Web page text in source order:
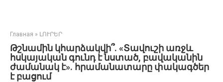
Главная » ԼՈՒՐԵՐ
Թշնամին կհարձակվի՞. «Տավուշի առջև
հսկայական գունդ է նստած, բավականին
ժամանակ է». հրամանատարը փակագծեր
է բացում